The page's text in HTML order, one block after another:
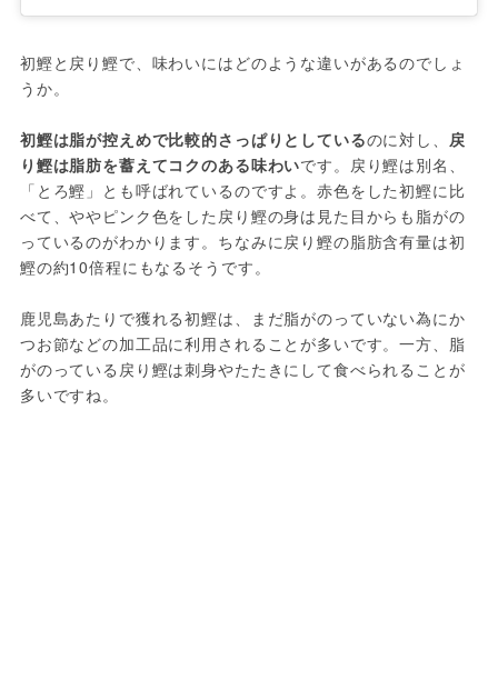
初鰹と戻り鰹で、味わいにはどのような違いがあるのでしょ
うか。
初鰹は脂が控えめで比較的さっぱりとしているのに対し、 戻
り鰹は脂肪を蓄えてコクのある味わいです。戻り鰹は別名、
「とろ鰹」とも呼ばれているのですよ。赤色をした初鰹に比
べて、ややピンク色をした戻り鰹の身は見た目からも脂がの
っているのがわかります。ちなみに戻り鰹の脂肪含有量は初
鰹の約10倍程にもなるそうです。
鹿児島あたりで獲れる初鰹は、まだ脂がのっていない為にか
つお節などの加工品に利用されることが多いです。一方、脂
がのっている戻り鰹は刺身やたたきにして食べられることが
多いですね。